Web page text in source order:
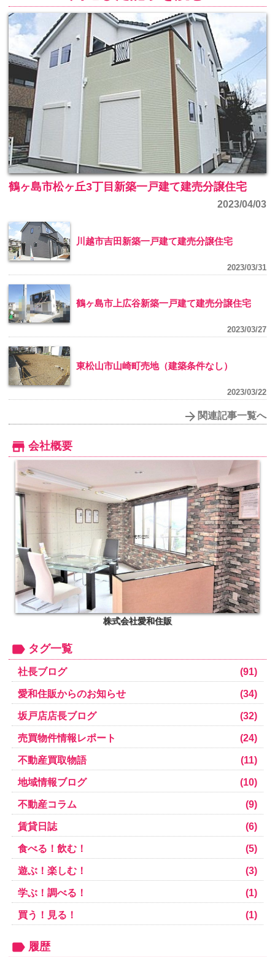
鶴ヶ島市松ヶ丘3丁目新築一戸建て建売分譲住宅
2023/04/03
川越市吉田新築一戸建て建売分譲住宅
2023/03/31
鶴ヶ島市上広谷新築一戸建て建売分譲住宅
2023/03/27
東松山市山崎町売地（建築条件なし）
2023/03/22
関連記事一覧へ
会社概要
株式会社愛和住販
タグ一覧
社長ブログ (91)
愛和住販からのお知らせ (34)
坂戸店店長ブログ (32)
売買物件情報レポート (24)
不動産買取物語 (11)
地域情報ブログ (10)
不動産コラム (9)
賃貸日誌 (6)
食べる！飲む！ (5)
遊ぶ！楽しむ！ (3)
学ぶ！調べる！ (1)
買う！見る！ (1)
履歴